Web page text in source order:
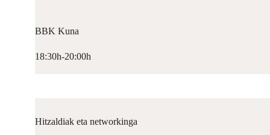
BBK Kuna
18:30h-20:00h
Hitzaldiak eta networkinga